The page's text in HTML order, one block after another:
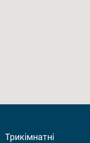
Трикімнатні